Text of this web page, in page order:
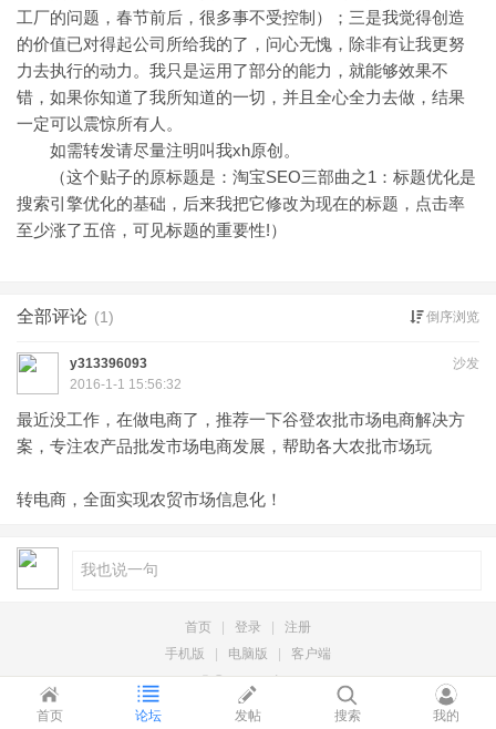
工厂的问题，春节前后，很多事不受控制）；三是我觉得创造
的价值已对得起公司所给我的了，问心无愧，除非有让我更努
力去执行的动力。我只是运用了部分的能力，就能够效果不
错，如果你知道了我所知道的一切，并且全心全力去做，结果
一定可以震惊所有人。
如需转发请尽量注明叫我xh原创。
（这个贴子的原标题是：淘宝SEO三部曲之1：标题优化是
搜索引擎优化的基础，后来我把它修改为现在的标题，点击率
至少涨了五倍，可见标题的重要性!）
全部评论 (1) 倒序浏览
沙发
y313396093
2016-1-1 15:56:32
最近没工作，在做电商了，推荐一下谷登农批市场电商解决方
案，专注农产品批发市场电商发展，帮助各大农批市场玩
转电商，全面实现农贸市场信息化！
首页 登录
注册
手机版
电脑版
客户端
© Comsenz Inc.
首页 论坛 发帖 搜索 我的